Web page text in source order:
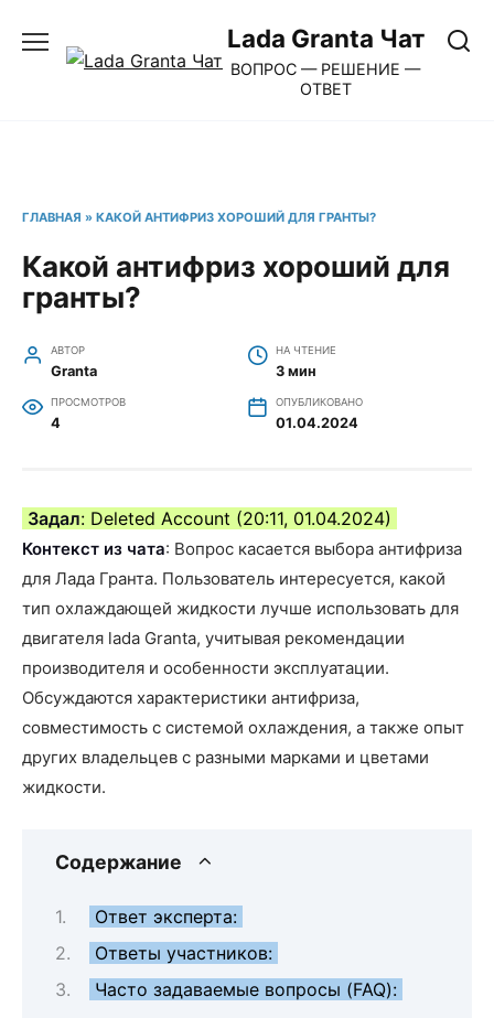
содержанию
Lada Granta Чат
ВОПРОС — РЕШЕНИЕ —
ОТВЕТ
ГЛАВНАЯ » КАКОЙ АНТИФРИЗ ХОРОШИЙ ДЛЯ ГРАНТЫ?
Какой антифриз хороший для
гранты?
АВТОР
Granta
НА ЧТЕНИЕ
3 мин
ПРОСМОТРОВ
4
ОПУБЛИКОВАНО
01.04.2024
Задал: Deleted Account (20:11, 01.04.2024)
Контекст из чата: Вопрос касается выбора антифриза
для Лада Гранта. Пользователь интересуется, какой
тип охлаждающей жидкости лучше использовать для
двигателя lada Granta, учитывая рекомендации
производителя и особенности эксплуатации.
Обсуждаются характеристики антифриза,
совместимость с системой охлаждения, а также опыт
других владельцев с разными марками и цветами
жидкости.
Содержание
Ответ эксперта:
Ответы участников:
Часто задаваемые вопросы (FAQ):